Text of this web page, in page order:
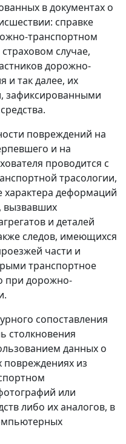
в документах о
справке
транспортном
случае,
дорожно-
и так далее, их
зафиксированными
повреждений на
и на
проводится с
трасологии,
деформаций
вызвавших
и деталей
следов, имеющихся
части и
транспортное
при дорожно-
сопоставления
столкновения
данных о
повреждениях из
или
либо их аналогов, в